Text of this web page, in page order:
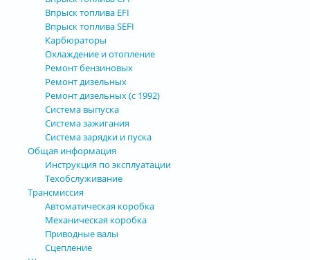
Впрыск топлива EFI
Впрыск топлива SEFI
Карбюраторы
Охлаждение и отопление
Ремонт бензиновых
Ремонт дизельных
Ремонт дизельных (с 1992)
Система выпуска
Система зажигания
Система зарядки и пуска
Общая информация
Инструкция по эксплуатации
Техобслуживание
Трансмиссия
Автоматическая коробка
Механическая коробка
Приводные валы
Сцепление